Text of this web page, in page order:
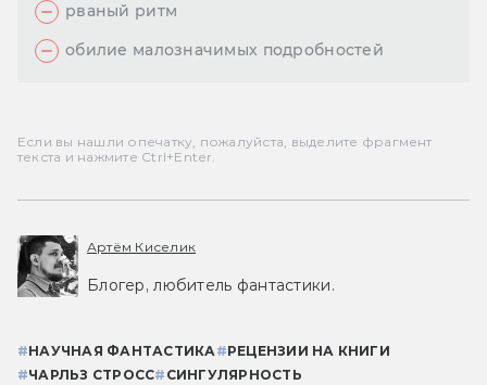
рваный ритм
обилие малозначимых подробностей
Если вы нашли опечатку, пожалуйста, выделите фрагмент
текста и нажмите Ctrl+Enter.
Артём Киселик
Блогер, любитель фантастики.
#НАУЧНАЯ ФАНТАСТИКА#РЕЦЕНЗИИ НА КНИГИ
#ЧАРЛЬЗ СТРОСС# СИНГУЛЯРНОСТЬ